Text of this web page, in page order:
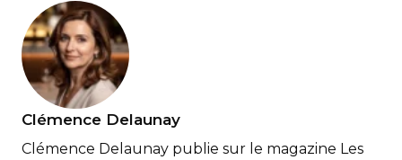
Clémence Delaunay
Clémence Delaunay publie sur le magazine Les